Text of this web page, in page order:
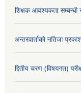
शिक्षक आवश्यकता सम्बन्धी
अन्तरवार्ताको नतिजा
द्दितीय चरण (विषयगत)